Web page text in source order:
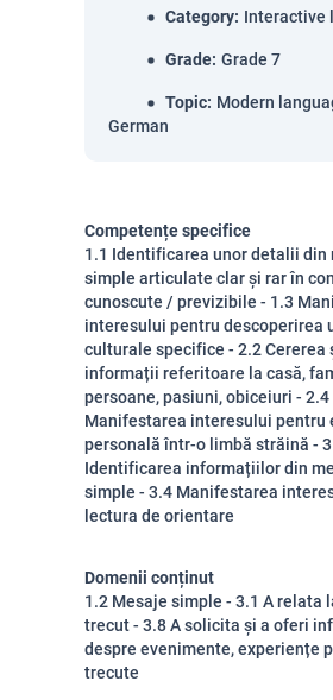
Category: Interactive
Grade: Grade 7
Topic: Modern
German
Competențe specifice
1.1 Identificarea unor detalii din
simple articulate clar și rar în
cunoscute / previzibile - 1.3
interesului pentru descoperirea
culturale specifice - 2.2 Cererea
informații referitoare la casă,
persoane, pasiuni, obiceiuri - 2.4
Manifestarea interesului pentru
personală într-o limbă străină -
Identificarea informațiilor din
simple - 3.4 Manifestarea
lectura de orientare
Domenii conținut
1.2 Mesaje simple - 3.1 A relata
trecut - 3.8 A solicita și a oferi
despre evenimente, experiențe
trecute